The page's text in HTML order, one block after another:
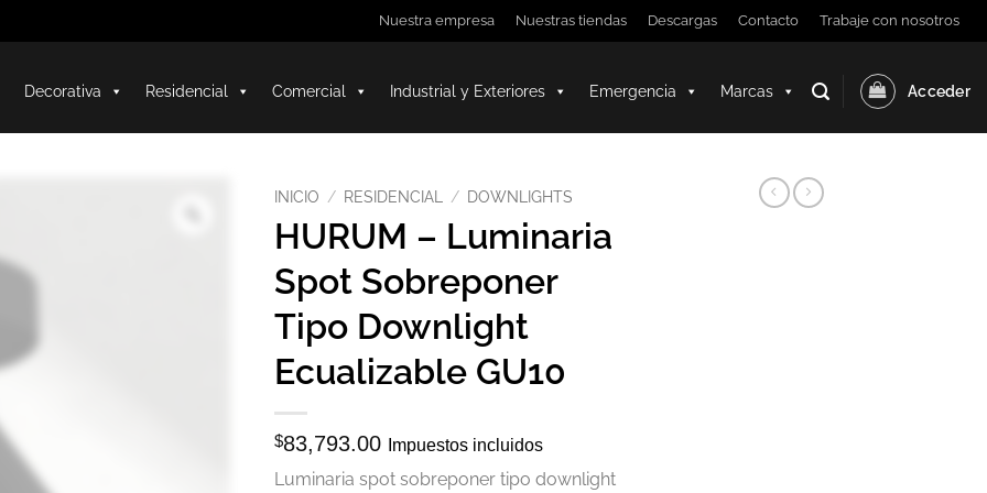
Nuestra empresa Nuestras tiendas Descargas Contacto Trabaje con nosotros
Decorativa Residencial Comercial Industrial y Exteriores Emergencia Marcas Acceder
INICIO / RESIDENCIAL / DOWNLIGHTS
HURUM – Luminaria
Spot Sobreponer
Tipo Downlight
Ecualizable GU10
$83,793.00 Impuestos incluidos
Luminaria spot sobreponer tipo downlight